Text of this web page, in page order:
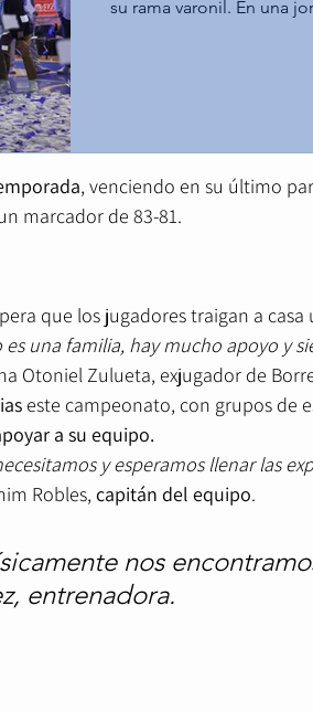
2017 y 2019
dar nuestro mejor
, recalcan Erika Gómez y Sergio
, venciendo en su último
marcador de 83-81.
que los jugadores traigan a casa
una familia, hay mucho apoyo y
Otoniel Zulueta, exjugador de
este campeonato, con grupos de
a su equipo.
y esperamos llenar las
Robles, capitán del equipo.
nos
entrenadora.
su rama varonil. En una